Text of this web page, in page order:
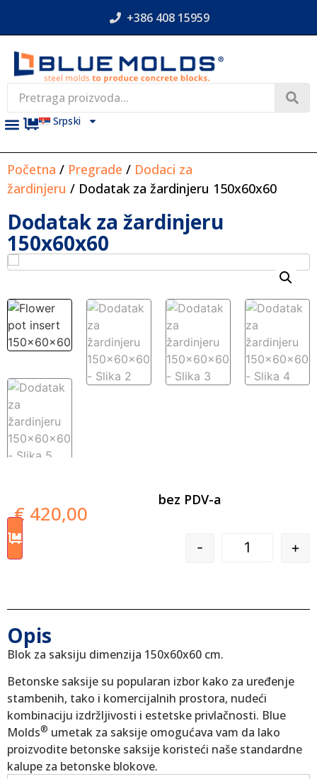
+386 408 15959
Srpski
Početna / Pregrade / Dodaci za
žardinjeru / Dodatak za žardinjeru 150x60x60
Dodatak za žardinjeru
150x60x60
€ 420,00
bez PDV-a
- +
Opis
Blok za saksiju dimenzija 150x60x60 cm.
Betonske saksije su popularan izbor kako za uređenje
stambenih, tako i komercijalnih prostora, nudeći
kombinaciju izdržljivosti i estetske privlačnosti. Blue
Molds® umetak za saksije omogućava vam da lako
proizvodite betonske saksije koristeći naše standardne
kalupe za betonske blokove.